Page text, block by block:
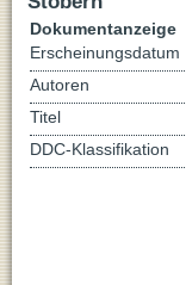
Dokumentanzeige
Erscheinungsdatum
Autoren
Titel
DDC-Klassifikation